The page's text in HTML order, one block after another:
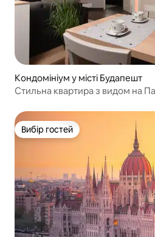
Кондомініум у місті Будапешт
Стильна квартира з видом на
Вибір гостей
Вибір гостей